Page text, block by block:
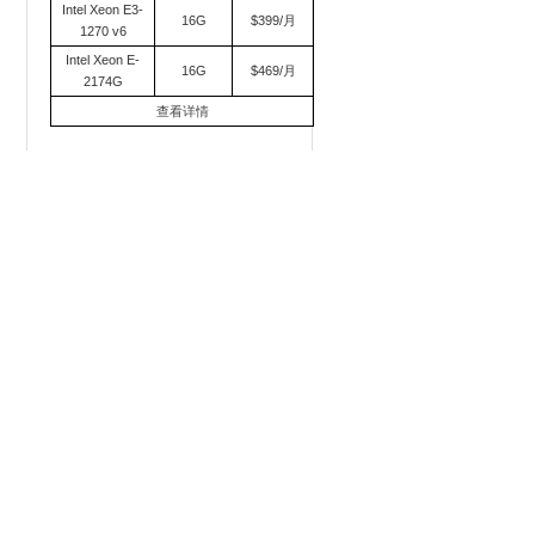
Intel Xeon E3-
1270 v6
16G $399/月
Intel Xeon E-
2174G
16G $469/月
查看详情